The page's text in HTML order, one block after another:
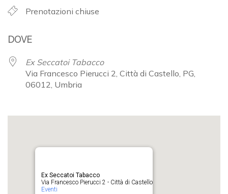
Prenotazioni chiuse
DOVE
Ex Seccatoi Tabacco
Via Francesco Pierucci 2, Città di Castello, PG,
06012, Umbria
Ex Seccatoi Tabacco
Via Francesco Pierucci 2 - Città di Castello
Eventi